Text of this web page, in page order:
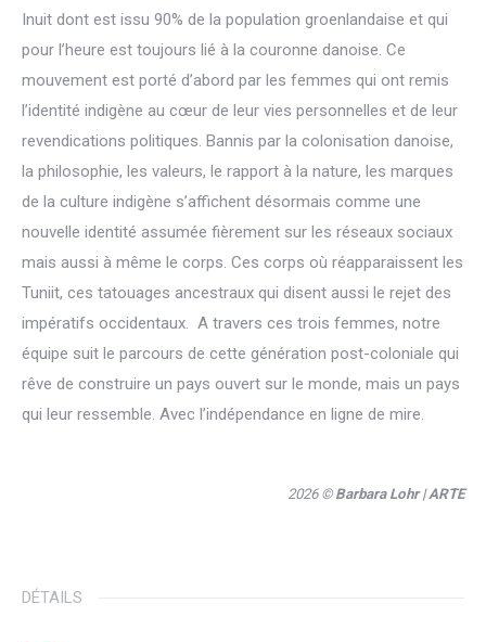
Inuit dont est issu 90% de la population groenlandaise et qui
pour l’heure est toujours lié à la couronne danoise. Ce
mouvement est porté d’abord par les femmes qui ont remis
l’identité indigène au cœur de leur vies personnelles et de leur
revendications politiques. Bannis par la colonisation danoise,
la philosophie, les valeurs, le rapport à la nature, les marques
de la culture indigène s’affichent désormais comme une
nouvelle identité assumée fièrement sur les réseaux sociaux
mais aussi à même le corps. Ces corps où réapparaissent les
Tuniit, ces tatouages ancestraux qui disent aussi le rejet des
impératifs occidentaux. A travers ces trois femmes, notre
équipe suit le parcours de cette génération post-coloniale qui
rêve de construire un pays ouvert sur le monde, mais un pays
qui leur ressemble. Avec l’indépendance en ligne de mire.
2026 © Barbara Lohr| ARTE
DÉTAILS